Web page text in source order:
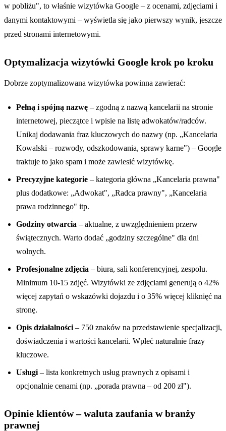
w pobliżu", to właśnie wizytówka Google – z ocenami, zdjęciami i
danymi kontaktowymi – wyświetla się jako pierwszy wynik, jeszcze
przed stronami internetowymi.
Optymalizacja wizytówki Google krok po kroku
Dobrze zoptymalizowana wizytówka powinna zawierać:
Pełną i spójną nazwę – zgodną z nazwą kancelarii na stronie
internetowej, pieczątce i wpisie na listę adwokatów/radców.
Unikaj dodawania fraz kluczowych do nazwy (np. „Kancelaria
Kowalski – rozwody, odszkodowania, sprawy karne") – Google
traktuje to jako spam i może zawiesić wizytówkę.
Precyzyjne kategorie – kategoria główna „Kancelaria prawna"
plus dodatkowe: „Adwokat", „Radca prawny", „Kancelaria
prawa rodzinnego" itp.
Godziny otwarcia – aktualne, z uwzględnieniem przerw
świątecznych. Warto dodać „godziny szczególne" dla dni
wolnych.
Profesjonalne zdjęcia – biura, sali konferencyjnej, zespołu.
Minimum 10-15 zdjęć. Wizytówki ze zdjęciami generują o 42%
więcej zapytań o wskazówki dojazdu i o 35% więcej kliknięć na
stronę.
Opis działalności – 750 znaków na przedstawienie specjalizacji,
doświadczenia i wartości kancelarii. Wpleć naturalnie frazy
kluczowe.
Usługi – lista konkretnych usług prawnych z opisami i
opcjonalnie cenami (np. „porada prawna – od 200 zł").
Opinie klientów – waluta zaufania w branży
prawnej